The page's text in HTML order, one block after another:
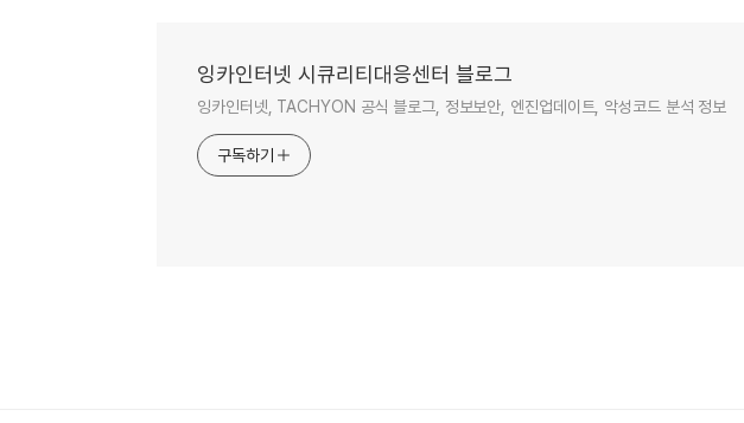
잉카인터넷 시큐리티대응센터 블로그
잉카인터넷, TACHYON 공식 블로그, 정보보안, 엔진업데이트, 악성코드 분석 정보
구독하기